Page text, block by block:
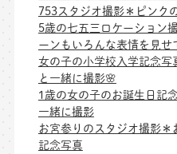
753スタジオ撮影＊ピンク
5歳の七五三ロケーション
ーンもいろんな表情を見せ
女の子の小学校入学記念
と一緒に撮影🌸
1歳の女の子のお誕生日記
一緒に撮影
お宮参りのスタジオ撮影
記念写真